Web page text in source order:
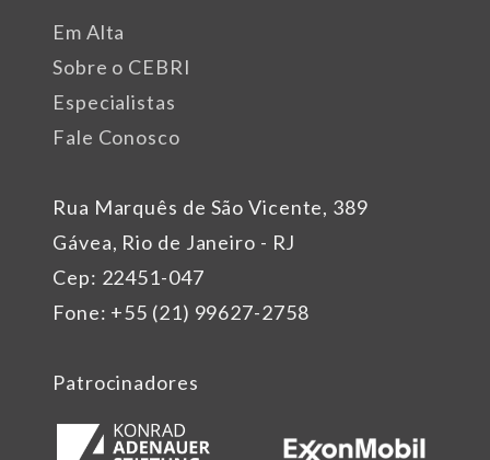
Rua Marquês de São Vicente, 389
Gávea, Rio de Janeiro - RJ
Cep: 22451-047
Fone: +55 (21) 99627-2758
Em Alta
Sobre o CEBRI
Especialistas
Fale Conosco
Patrocinadores